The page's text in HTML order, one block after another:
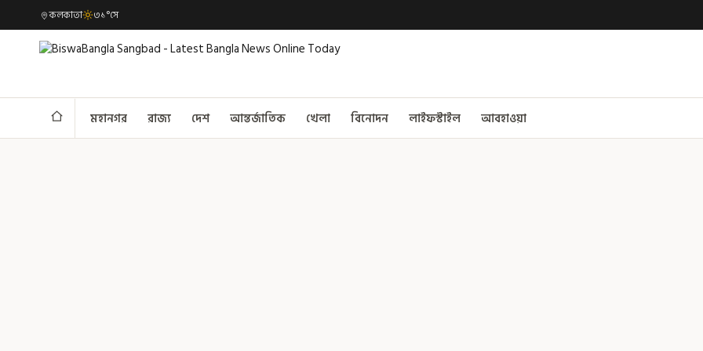
কলকাতা ৩১°সে
মহানগর রাজ্য দেশ আন্তর্জাতিক খেলা বিনোদন লাইফস্টাইল আবহাওয়া